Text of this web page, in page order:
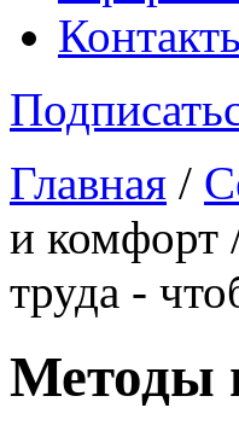
Главная /
и комфорт
труда -
Методы